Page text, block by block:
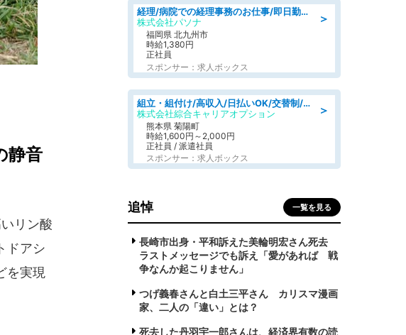
静音
リン酸
ドアシ
を実現
＞
経理/病院での経理事務のお仕事/即日勤務可/車通勤可/経理/一般事務
株式会社パソナ
福岡県 北九州市
時給1,380円
正社員
スポンサー：求人ボックス
＞
組立・組付け/高収入/日払いOK/交替制/20・30・40代活躍中/製造 工場
株式会社綜合キャリアオプション
熊本県 菊陽町
時給1,600円～2,000円
正社員 / 派遣社員
スポンサー：求人ボックス
追悼 一覧を見る
長崎市出身・平和訴えた美輪明宏さん死去
ラストメッセージでも訴え「愛があれば 戦
争なんか起こりません」
つげ義春さんと白土三平さん カリスマ漫画
家、二人の「違い」とは？
死去した丹羽宇一郎さんは、経済界有数の読